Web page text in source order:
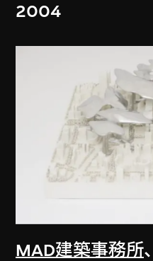
2004
MAD建築事務所、